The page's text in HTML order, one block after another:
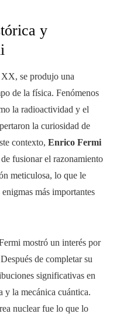
y
se produjo una
de la física. Fenómenos
la radioactividad y el
la curiosidad de
contexto, Enrico Fermi
fusionar el razonamiento
meticulosa, lo que le
más importantes
mostró un interés por
de completar su
significativas en
y la mecánica cuántica.
nuclear fue lo que lo